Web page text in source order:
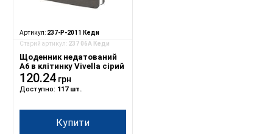
Артикул: 237-P-2011 Кеди
Старий артикул: 237 06А Кеди
Щоденник недатований
А6 в клітинку Vivella сірий
120.24 грн
Доступно: 117 шт.
Купити